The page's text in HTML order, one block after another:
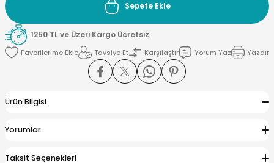
Sepete Ekle
1250 TL ve Üzeri Kargo Ücretsiz
Tavsiye Et
Karşılaştır Yorum Yaz Yazdır
Ürün Bilgisi
Yorumlar
Taksit Seçenekleri